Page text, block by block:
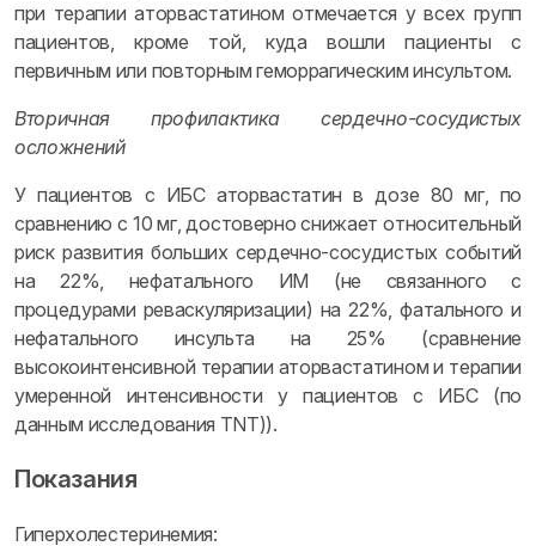
при терапии аторвастатином отмечается у всех групп
пациентов, кроме той, куда вошли пациенты с
первичным или повторным геморрагическим инсультом.
Вторичная профилактика сердечно-сосудистых
осложнений
У пациентов с ИБС аторвастатин в дозе 80 мг, по
сравнению с 10 мг, достоверно снижает относительный
риск развития больших сердечно-сосудистых событий
на 22%, нефатального ИМ (не связанного с
процедурами реваскуляризации) на 22%, фатального и
нефатального инсульта на 25% (сравнение
высокоинтенсивной терапии аторвастатином и терапии
умеренной интенсивности у пациентов с ИБС (по
данным исследования TNT)).
Показания
Гиперхолестеринемия: